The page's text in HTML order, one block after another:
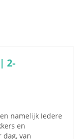
2-
namelijk Iedere
en
dag, van